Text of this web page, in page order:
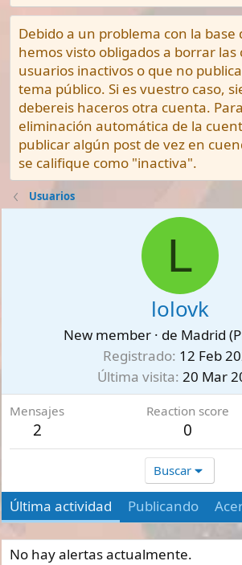
Debido a un problema con la base
hemos visto obligados a borrar las
usuarios inactivos o que no
tema público. Si es vuestro caso,
debereis haceros otra cuenta.
eliminación automática de la
publicar algún post de vez en
se califique como "inactiva".
Usuarios
L
lolovk
New member · de Madrid
Registrado 12 Feb
Última visita 20 Mar
Mensajes
2
Reaction score
0
Buscar
Última actividad Publicando
No hay alertas actualmente.